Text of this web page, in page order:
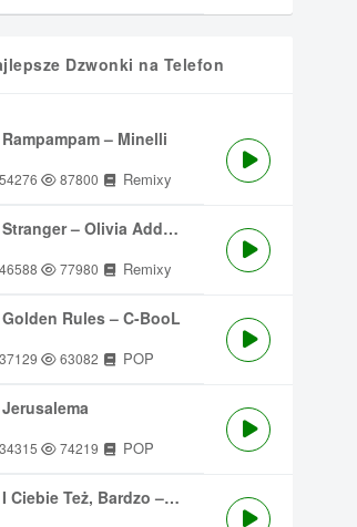
Dzwonki na Telefon
Rampampam – Minelli
54276 87800 Remixy
Stranger – Olivia Addams
46588 77980 Remixy
Golden Rules – C-BooL
37129 63082 POP
Jerusalema
34315 74219 POP
I Ciebie Też, Bardzo – Męskie Granie